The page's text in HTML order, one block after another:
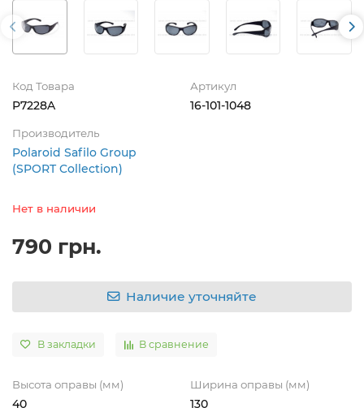
Код Товара
P7228A
Артикул
16-101-1048
Производитель
Polaroid Safilo Group
(SPORT Collection)
Нет в наличии
790 грн.
Наличие уточняйте
В закладки В сравнение
Высота оправы (мм)
40
Ширина оправы (мм)
130